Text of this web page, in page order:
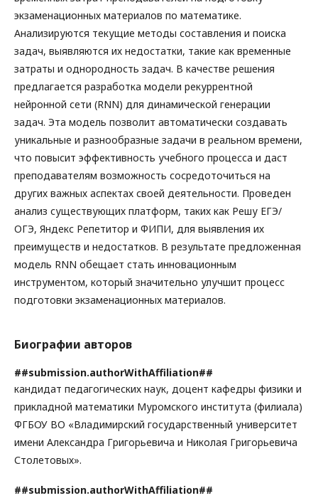
экзаменационных материалов по математике.
Анализируются текущие методы составления и поиска
задач, выявляются их недостатки, такие как временные
затраты и однородность задач. В качестве решения
предлагается разработка модели рекуррентной
нейронной сети (RNN) для динамической генерации
задач. Эта модель позволит автоматически создавать
уникальные и разнообразные задачи в реальном времени,
что повысит эффективность учебного процесса и даст
преподавателям возможность сосредоточиться на
других важных аспектах своей деятельности. Проведен
анализ существующих платформ, таких как Решу ЕГЭ/
ОГЭ, Яндекс Репетитор и ФИПИ, для выявления их
преимуществ и недостатков. В результате предложенная
модель RNN обещает стать инновационным
инструментом, который значительно улучшит процесс
подготовки экзаменационных материалов.
Биографии авторов
##submission.authorWithAffiliation##
кандидат педагогических наук, доцент кафедры физики и
прикладной математики Муромского института (филиала)
ФГБОУ ВО «Владимирский государственный университет
имени Александра Григорьевича и Николая Григорьевича
Столетовых».
##submission.authorWithAffiliation##